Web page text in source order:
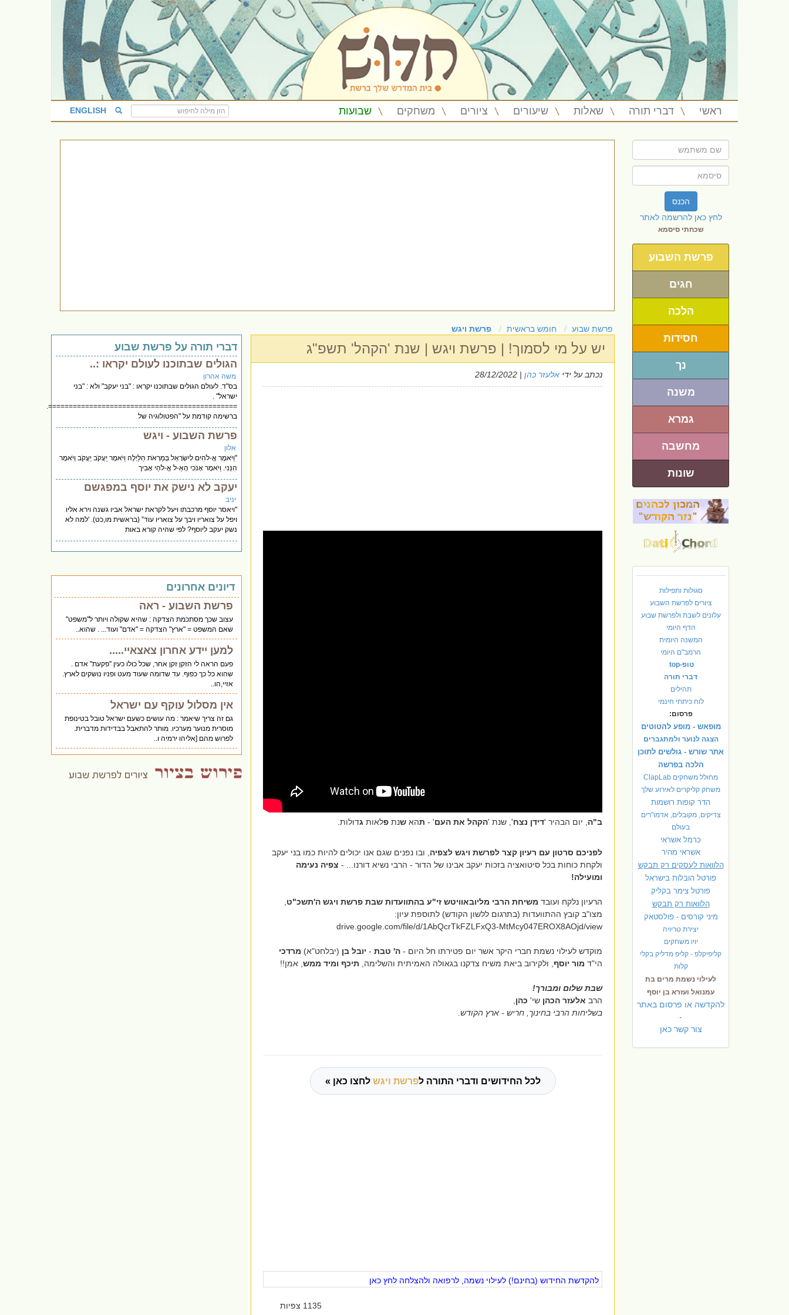
ראשי דברי תורה שאלות שיעורים ציורים משחקים שבועות ENGLISH
הכנס
לחץ כאן להרשמה לאתר
שכחתי סיסמא
פרשת השבוע
חגים
הלכה
חסידות
נך
משנה
גמרא
מחשבה
שונות
סגולות ותפילות
ציורים לפרשת השבוע
עלונים לשבת ולפרשת שבוע
הדף היומי
המשנה היומית
הרמב"ם היומי
טופ-top
דברי תורה
תהילים
לוח כיתתי חינמי
פרסום:
מופאש - מופע להטוטים
הצגה לנוער ולמתגברים
אתר שורש - גולשים לתוכן
הלכה בפרשה
מחולל משחקים ClapLab
משחק קליקרים לאירוע שלך
הדר קופות רושמות
צדיקים, מקובלים, אדמו"רים
בעולם
כרמל אשראי
אשראי מהיר
הלוואות לעסקים רק תבקש
פורטל הובלות בישראל
פורטל צימר בקליק
הלוואות רק תבקש
מיני קורסים - פולסטאק
יצירת טריויה
יויו משחקים
קליפיקלפ - קליפ מדליק בקלי
קלות
לעילוי נשמת מרים בת
עמנואל ועזרא בן יוסף
להקדשה או פרסום באתר
-
צור קשר כאן
פרשת שבוע חומש בראשית פרשת ויגש
יש על מי לסמוך! | פרשת ויגש | שנת 'הקהל' תשפ"ג
נכתב על ידי אלעזר כהן | 28/12/2022
ב"ה , יום הבהיר 'דידן נצח', שנת 'הקהל את העם' - תהא שנת פלאות גדולות.
לפניכם סרטון עם רעיון קצר לפרשת ויגש לצפיה , ובו נפנים שגם אנו יכולים להיות כמו בני יעקב
ולקחת כוחות בכל סיטואציה בזכות יעקב אבינו של הדור - הרבי נשיא דורנו... - צפיה נעימה
ומועילה!
הרעיון נלקח ועובד משיחת הרבי מליובאוויטש זי"ע בהתוועדות שבת פרשת ויגש ה'תשכ"ט
מצו"ב קובץ ההתוועדות (בתרגום ללשון הקודש) לתוספת עיון:
drive.google.com/file/d/1AbQcrTkFZLFxQ3-MtMcy047EROX8AOjd/view
מוקדש לעילוי נשמת חברי היקר אשר יום פטירתו חל היום - ה' טבת - יובל בן (יבלחט"א) מרדכי
הי"ד מור יוסף , ולקירוב ביאת משיח צדקנו בגאולה האמיתית והשלימה, תיכף ומיד ממש , אמן!!
שבת שלום ומבורך!
הרב אלעזר הכהן שי' כהן
בשליחות הרבי בחינוך, חריש - ארץ הקודש.
לכל החידושים ודברי התורה לפרשת ויגש לחצו כאן »
להקדשת החידוש (בחינם!) לעילוי נשמה, לרפואה ולהצלחה לחץ כאן
1135 צפיות
דברי תורה על פרשת שבוע
הגולים שבתוכנו לעולם יקראו :..
משה אהרון
בס"ד. לעולם הגולים שבתוכנו יקראו : "בני יעקב" ולא : "בני
ישראל" .
==============================================.
ברשימה קודמת על "הפטולוגיה של
פרשת השבוע - ויגש
אלון
"וַיֹּאמֶר אֱ-לֹהִים לְיִשְׂרָאֵל בְּמַרְאֹת הַלַּיְלָה וַיֹּאמֶר יַעֲקֹב יַעֲקֹב וַיֹּאמֶר
הִנֵּנִי. וַיֹּאמֶר אָנֹכִי הָאֵ-ל אֱ-לֹהֵי אָבִיך
יעקב לא נישק את יוסף במפגשם
יניב
"ויאסר יוסף מרכבתו ויעל לקראת ישראל אביו גשנה וירא אליו
ויפל על צואריו ויבך על צואריו עוד” (בראשית מו,כט). 'למה לא
נשק יעקב ליוסף? לפי שהיה קורא באות
דיונים אחרונים
פרשת השבוע - ראה
עצוב שכך מסתכמת הצדקה : שהיא שקולה ויותר ל"משפט"
שאם המשפט = "ארץ" הצדקה = "אדם" ועוד... . שהוא..
למען יידע אחרון צאצאיי.....
פעם הראה לי הזקן זקן אחר, שכל כולו כעין "פקעת" אדם .
שהוא כל כך כפוף. עד שדומה שעוד מעט ופניו נושקים לארץ.
אזיי,הו..
אין מסלול עוקף עם ישראל
גם זה צריך שיאמר : מה עושים כשעם ישראל טובל בטינופת
מוסרית מנוער מערכיו. מותר להתאבל בבדידות מדברית.
לפרוש מהם [אליהו ירמיה ו..